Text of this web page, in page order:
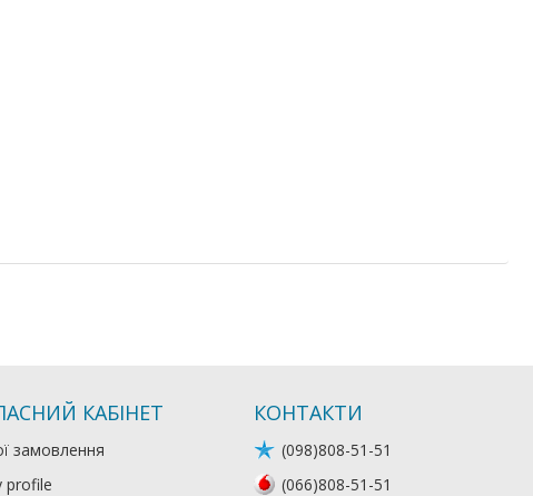
КАБІНЕТ
замовлення
profile
КОНТАКТИ
(098)808-51-51
(066)808-51-51